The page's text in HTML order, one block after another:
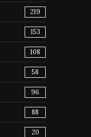
219
153
108
58
96
88
20